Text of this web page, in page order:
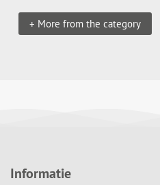
+ More from the category
Informatie